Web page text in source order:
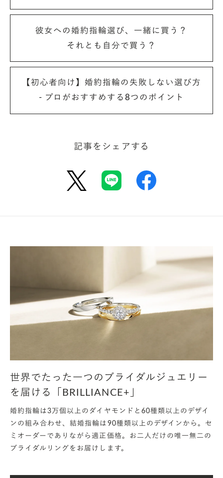
五十嵐隆(以下、五十嵐)さん ：夫婦の人生とこれから
共に歩んでいく結婚指輪を初めて着けて迎える「いい
ありがたいお話を頂戴したと、スタッフ一同、素直
に喜んでおりました。
一方で、この日を幸せに満ちた日にするために全力を
い”プレッシャーも感じておりました。
— 今回の企画において、どういった部分にこだわら
れたのでしょうか？
表現するために、フードとワインの“マリアージュ”に
はこだわりました。
幸せに満ちたおふたりの席を思い浮かべながら「こ
のフードには、ぜひこのワインをご提供しよう」とい
— このキャンペーンをやってよかったと感じたこと
はどういった部分でしょうか？
五十嵐さん：お客様からお慶びの声を頂戴しており、
大変ありがたい限りではございますが、実はまだ良か
彼女への婚約指輪選び、一緒に買う？
それとも自分で買う？
【初心者向け】婚約指輪の失敗しない選び方
- プロがおすすめする8つのポイント
記事をシェアする
世界でたった一つのブライダルジュエリー
を届ける「BRILLIANCE+」
婚約指輪は3万個以上のダイヤモンドと60種類以上のデザイ
ンの組み合わせ、結婚指輪は90種類以上のデザインから。セ
ミオーダーでありながら適正価格。お二人だけの唯一無二の
ブライダルリングをお届けします。